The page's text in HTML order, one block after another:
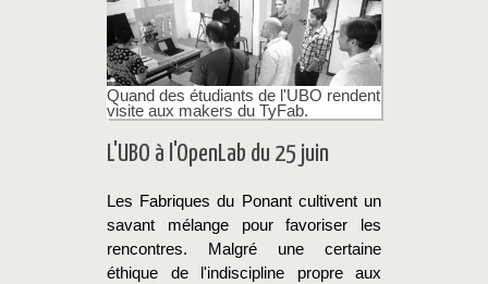
Quand des étudiants de l'UBO rendent
visite aux makers du TyFab.
L'UBO à l'OpenLab du 25 juin
Les Fabriques du Ponant cultivent un
savant mélange pour favoriser les
rencontres. Malgré une certaine
éthique de l'indiscipline propre aux